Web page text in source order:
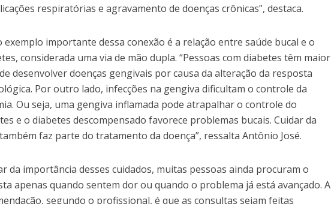
respiratórias e agravamento de doenças crônicas”, destaca.
exemplo importante dessa conexão é a relação entre saúde bucal e o
considerada uma via de mão dupla. “Pessoas com diabetes têm maior
desenvolver doenças gengivais por causa da alteração da resposta
Por outro lado, infecções na gengiva dificultam o controle da
Ou seja, uma gengiva inflamada pode atrapalhar o controle do
e o diabetes descompensado favorece problemas bucais. Cuidar da
faz parte do tratamento da doença”, ressalta Antônio José.
da importância desses cuidados, muitas pessoas ainda procuram o
apenas quando sentem dor ou quando o problema já está avançado. A
segundo o profissional, é que as consultas sejam feitas